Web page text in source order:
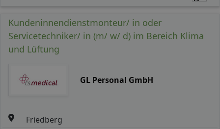
Kundeninnendienstmonteur/ in oder
Servicetechniker/ in (m/ w/ d) im Bereich Klima
und Lüftung
GL Personal GmbH
Friedberg